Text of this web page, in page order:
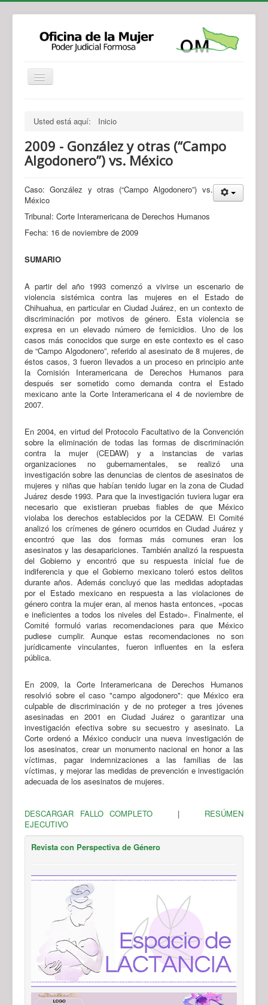
Legislación
Novedades
Recursos y Servicios de Atención
Contacto
Usted está aquí: Inicio
2009 - González y otras (“Campo
Algodonero”) vs. México
Caso: González y otras (“Campo Algodonero”) vs.
México
Tribunal: Corte Interamericana de Derechos Humanos
Fecha: 16 de noviembre de 2009
SUMARIO
A partir del año 1993 comenzó a vivirse un escenario de
violencia sistémica contra las mujeres en el Estado de
Chihuahua, en particular en Ciudad Juárez, en un contexto de
discriminación por motivos de género. Esta violencia se
expresa en un elevado número de femicidios. Uno de los
casos más conocidos que surge en este contexto es el caso
de “Campo Algodonero”, referido al asesinato de 8 mujeres, de
éstos casos, 3 fueron llevados a un proceso en principio ante
la Comisión Interamericana de Derechos Humanos para
después ser sometido como demanda contra el Estado
mexicano ante la Corte Interamericana el 4 de noviembre de
2007.
En 2004, en virtud del Protocolo Facultativo de la Convención
sobre la eliminación de todas las formas de discriminación
contra la mujer (CEDAW) y a instancias de varias
organizaciones no gubernamentales, se realizó una
investigación sobre las denuncias de cientos de asesinatos de
mujeres y niñas que habían tenido lugar en la zona de Ciudad
Juárez desde 1993. Para que la investigación tuviera lugar era
necesario que existieran pruebas fiables de que México
violaba los derechos establecidos por la CEDAW. El Comité
analizó los crímenes de género ocurridos en Ciudad Juárez y
encontró que las dos formas más comunes eran los
asesinatos y las desapariciones. También analizó la respuesta
del Gobierno y encontró que su respuesta inicial fue de
indiferencia y que el Gobierno mexicano toleró estos delitos
durante años. Además concluyó que las medidas adoptadas
por el Estado mexicano en respuesta a las violaciones de
género contra la mujer eran, al menos hasta entonces, «pocas
e ineficientes a todos los niveles del Estado». Finalmente, el
Comité formuló varias recomendaciones para que México
pudiese cumplir. Aunque estas recomendaciones no son
jurídicamente vinculantes, fueron influentes en la esfera
pública.
En 2009, la Corte Interamericana de Derechos Humanos
resolvió sobre el caso "campo algodonero": que México era
culpable de discriminación y de no proteger a tres jóvenes
asesinadas en 2001 en Ciudad Juárez o garantizar una
investigación efectiva sobre su secuestro y asesinato. La
Corte ordenó a México conducir una nueva investigación de
los asesinatos, crear un monumento nacional en honor a las
víctimas, pagar indemnizaciones a las familias de las
víctimas, y mejorar las medidas de prevención e investigación
adecuada de los asesinatos de mujeres.
DESCARGAR FALLO COMPLETO | RESÚMEN
EJECUTIVO
Revista con Perspectiva de Género